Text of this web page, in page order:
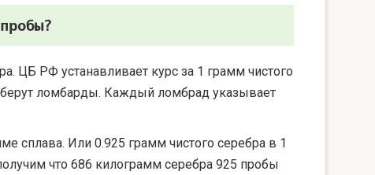
ЦБ РФ устанавливает курс за 1 грамм чистого
берут ломбарды. Каждый ломбрад указывает
сплава. Или 0.925 грамм чистого серебра в 1
что 686 килограмм серебра 925 пробы